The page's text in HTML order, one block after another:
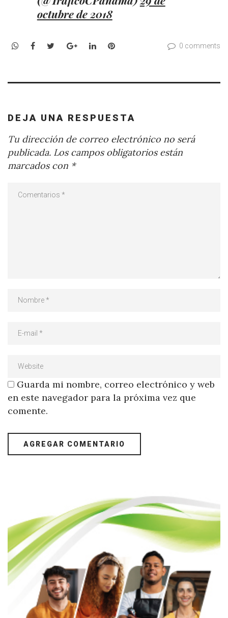
octubre de 2018
WhatsApp
Facebook
TwitterGoogle+LinkedInPinterest 0 comments
DEJA UNA RESPUESTA
Tu dirección de correo electrónico no será
publicada. Los campos obligatorios están
marcados con *
Guarda mi nombre, correo electrónico y web
en este navegador para la próxima vez que
comente.